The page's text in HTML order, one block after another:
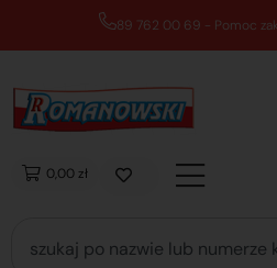
89 762 00 69 - Pomoc
0,00 zł